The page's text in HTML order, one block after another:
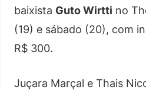
baixista Guto Wirtti no
(19) e sábado (20), com
R$ 300.
Juçara Marçal e Thais